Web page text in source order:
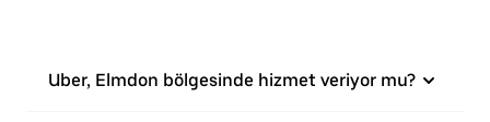
Uber, Elmdon bölgesinde hizmet veriyor mu?